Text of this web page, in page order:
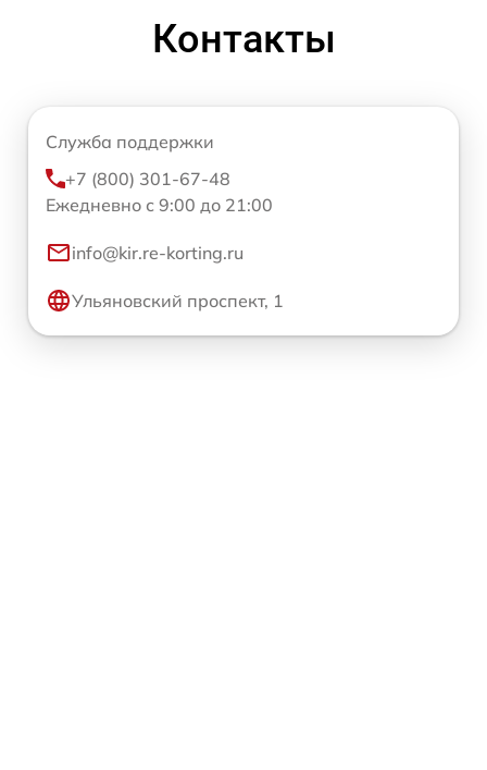
Контакты
Служба поддержки
+7 (800) 301-67-48
Ежедневно с 9:00 до 21:00
info@kir.re-korting.ru
Ульяновский проспект, 1